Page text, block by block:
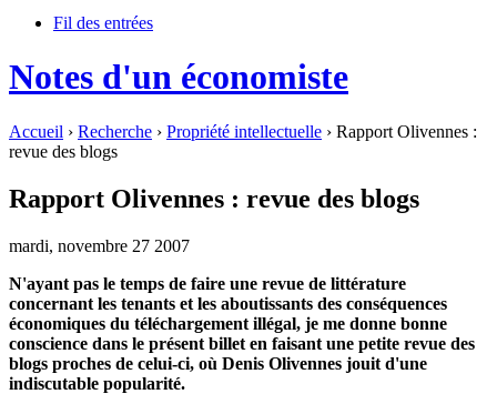
Fil des entrées
Notes d'un économiste
Accueil › Recherche › Propriété intellectuelle › Rapport Olivennes :
revue des blogs
Rapport Olivennes : revue des blogs
mardi, novembre 27 2007
N'ayant pas le temps de faire une revue de littérature
concernant les tenants et les aboutissants des conséquences
économiques du téléchargement illégal, je me donne bonne
conscience dans le présent billet en faisant une petite revue des
blogs proches de celui-ci, où Denis Olivennes jouit d'une
indiscutable popularité.